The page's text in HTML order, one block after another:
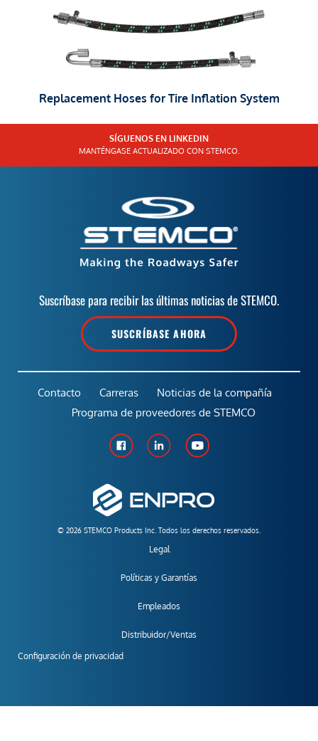
Replacement Hoses for Tire Inflation System
SÍGUENOS EN LINKEDIN
MANTÉNGASE ACTUALIZADO CON STEMCO.
Suscríbase para recibir las últimas noticias de STEMCO.
SUSCRÍBASE AHORA
© 2026 STEMCO Products Inc. Todos los derechos reservados.
Legal
Políticas y Garantías
Empleados
Distribuidor/Ventas
Configuración de privacidad
Contacto Carreras
Noticias de la compañía
Programa de proveedores de STEMCO